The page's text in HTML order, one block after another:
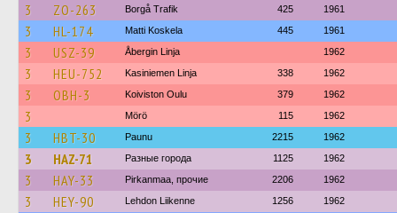
3 ZO-263 Borgå Trafik 425 1961
3 HL-174 Matti Koskela 445 1961
3 USZ-39 Åbergin Linja 1962
3 HEU-752 Kasiniemen Linja 338 1962
3 OBH-3 Koiviston Oulu 379 1962
3 Mörö 115 1962
3 HBT-30 Paunu 2215 1962
3 HAZ-71 Разные города 1125 1962
3 HAY-33 Pirkanmaa, прочие 2206 1962
3 HEY-90 Lehdon Liikenne 1256 1962